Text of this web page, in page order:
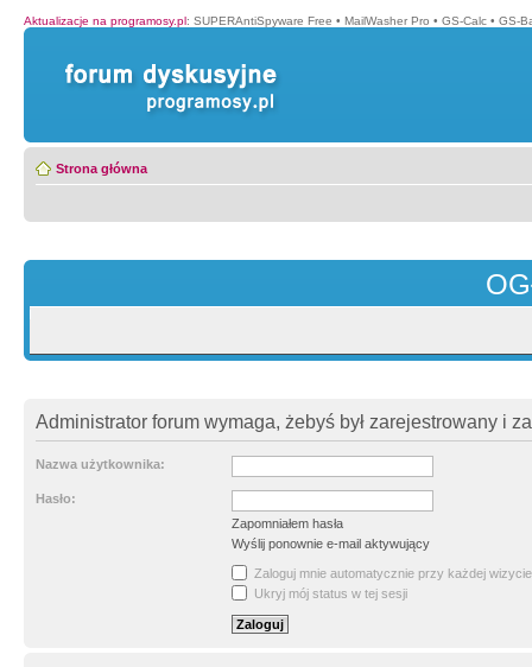
Aktualizacje na programosy.pl: SUPERAntiSpyware Free • MailWasher Pro • GS-Calc • GS-
Strona główna
Administrator forum wymaga, żebyś był zarejestrowany i
Nazwa użytkownika:
Hasło:
Zapomniałem hasła
Wyślij ponownie e-mail aktywujący
Zaloguj mnie automatycznie przy każdej wizycie
Ukryj mój status w tej sesji